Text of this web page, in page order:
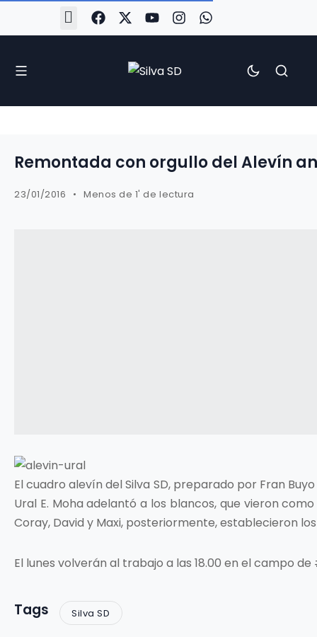
Remontada con orgullo del Alevín
23/01/2016 Menos de 1' de lectura
El cuadro alevín del Silva SD, preparado por Fran
Ural E. Moha adelantó a los blancos, que vieron
Coray, David y Maxi, posteriormente, establecieron
El lunes volverán al trabajo a las 18.00 en el campo
Tags Silva SD